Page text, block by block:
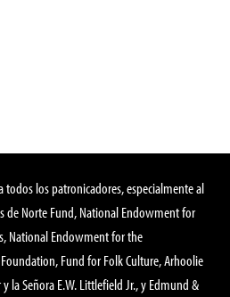
todos los patronicadores, especialmente al
de Norte Fund, National Endowment for
National Endowment for the
Foundation, Fund for Folk Culture, Arhoolie
y la Señora E.W. Littlefield Jr., y Edmund &